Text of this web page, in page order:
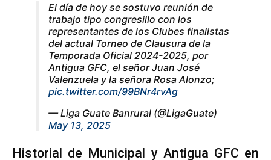
El día de hoy se sostuvo reunión de
trabajo tipo congresillo con los
representantes de los Clubes finalistas
del actual Torneo de Clausura de la
Temporada Oficial 2024-2025, por
Antigua GFC, el señor Juan José
Valenzuela y la señora Rosa Alonzo;
pic.twitter.com/99BNr4rvAg
— Liga Guate Banrural (@LigaGuate)
May 13, 2025
Historial de Municipal y Antigua GFC en